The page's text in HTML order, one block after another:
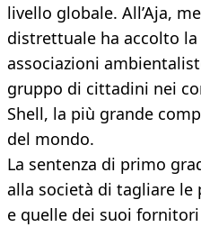
livello globale. All’Aja,
distrettuale ha accolto
associazioni
gruppo di cittadini nei
Shell, la più grande
del mondo.
La sentenza di primo
alla società di tagliare le
e quelle dei suoi